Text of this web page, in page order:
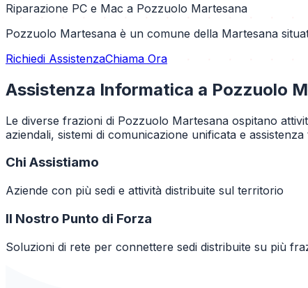
Riparazione PC e Mac a Pozzuolo Martesana
Pozzuolo Martesana è un comune della Martesana
Richiedi AssistenzaChiama Ora
Assistenza Informatica a Pozzuolo
Le diverse frazioni di Pozzuolo Martesana ospitano
aziendali, sistemi di comunicazione unificata e
Chi Assistiamo
Aziende con più sedi e attività distribuite sul territorio
Il Nostro Punto di Forza
Soluzioni di rete per connettere sedi distribuite su più